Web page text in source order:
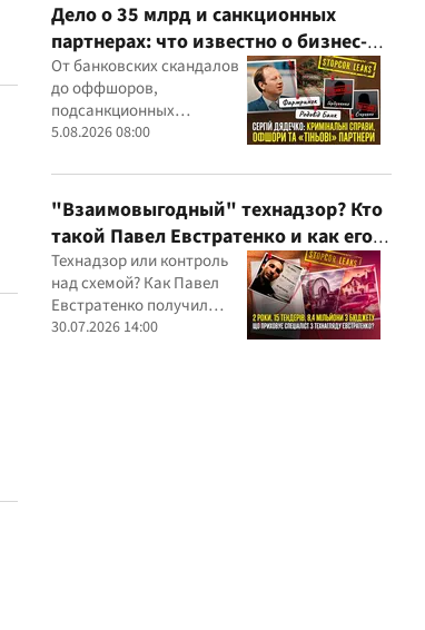
Дело о 35 млрд и санкционных
партнерах: что известно о бизнес-
интересах Сергея Дядечко от
"Родовид Банка" до "ФАРМАСЕЛ"
От банковских скандалов
до оффшоров,
подсанкционных
партнеров и уголовных
связи Сергея Дядечко до
сих пор простираются
через Украину и несколько
иностранных юрисдикций
5.08.2026 08:00
"Взаимовыгодный" технадзор? Кто
такой Павел Евстратенко и как его
ФЛП получил доступ к бюджетным
миллионам?
Технадзор или контроль
над схемой? Как Павел
Евстратенко получил
миллионные подряды
30.07.2026 14:00